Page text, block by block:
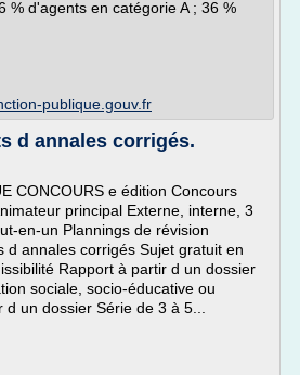
% d'agents en catégorie A ; 36 %
publique.gouv.fr
d annales corrigés.
CONCOURS e édition Concours
principal Externe, interne, 3
en-un Plannings de révision
d annales corrigés Sujet gratuit en
Rapport à partir d un dossier
sociale, socio-éducative ou
un dossier Série de 3 à 5...